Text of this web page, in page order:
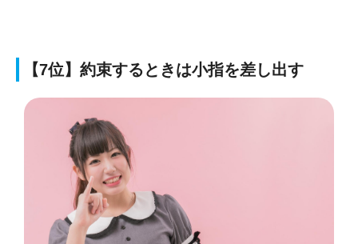
【7位】約束するときは小指を差し出す